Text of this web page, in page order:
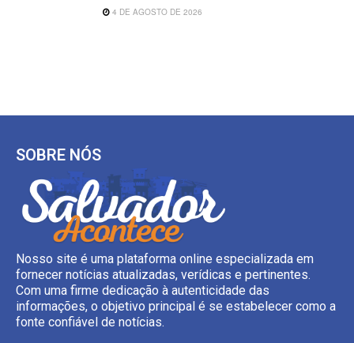
4 DE AGOSTO DE 2026
SOBRE NÓS
Nosso site é uma plataforma online especializada em
fornecer notícias atualizadas, verídicas e pertinentes.
Com uma firme dedicação à autenticidade das
informações, o objetivo principal é se estabelecer como a
fonte confiável de notícias.